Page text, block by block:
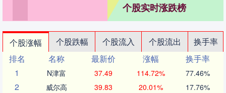
个股实时涨跌榜
个股涨幅 个股跌幅 个股流入 个股流出
换手率
排名
名称 最新价 涨幅
换手率
1
N津富 37.49 114.72% 77.46%
2 威尔高 39.83 20.01% 17.76%